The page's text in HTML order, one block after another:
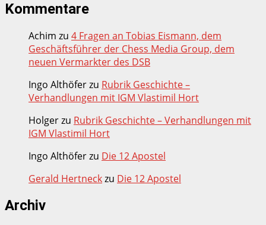
Kommentare
Achim zu 4 Fragen an Tobias Eismann, dem
Geschäftsführer der Chess Media Group, dem
neuen Vermarkter des DSB
Ingo Althöferzu Rubrik Geschichte –
Verhandlungen mit IGM Vlastimil Hort
Holgerzu Rubrik Geschichte – Verhandlungen mit
IGM Vlastimil Hort
Ingo Althöferzu Die 12 Apostel
Gerald Hertneckzu Die 12 Apostel
Archiv